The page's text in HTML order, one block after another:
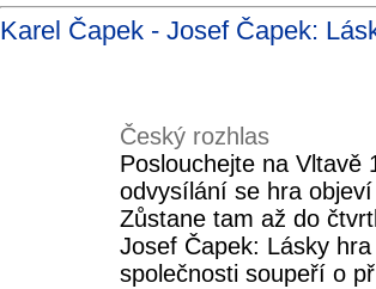
Karel Čapek - Josef Čapek:
Český rozhlas
Poslouchejte na Vltavě
odvysílání se hra
Zůstane tam až do
Josef Čapek: Lásky
společnosti soupeří o